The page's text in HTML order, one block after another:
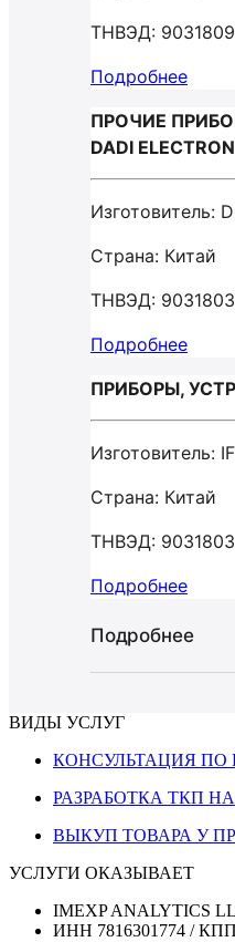
ТНВЭД:
Подробнее
ПРОЧИЕ
DADI
Изготовитель:
Страна: Китай
ТНВЭД:
Подробнее
ПРИБОРЫ,
Изготовитель:
Страна: Китай
ТНВЭД:
Подробнее
Подробнее
ВИДЫ УСЛУГ
КОНСУЛЬТАЦИЯ ПО
РАЗРАБОТКА ТКП
ВЫКУП ТОВАРА У
УСЛУГИ ОКАЗЫВАЕТ
IMEXP ANALYTICS
ИНН 7816301774 / КПП